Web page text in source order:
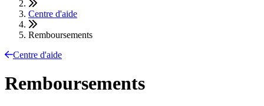
Centre d'aide
Remboursements
Centre d'aide
Remboursements